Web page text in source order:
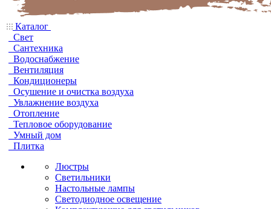
Каталог
Свет
Сантехника
Водоснабжение
Вентиляция
Кондиционеры
Осушение и очистка воздуха
Увлажнение воздуха
Отопление
Тепловое оборудование
Умный дом
Плитка
Люстры
Светильники
Настольные лампы
Светодиодное освещение